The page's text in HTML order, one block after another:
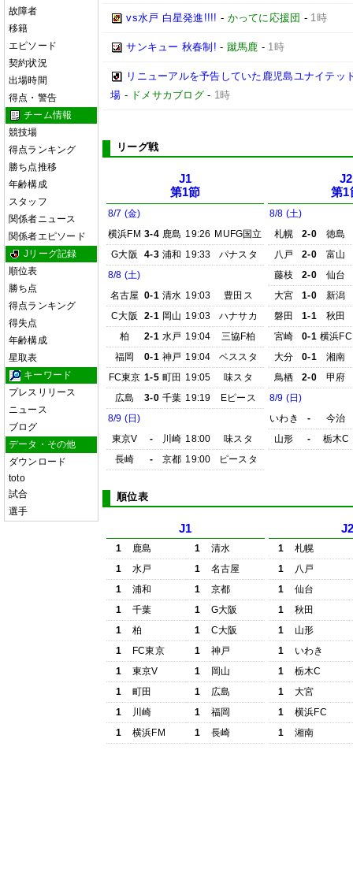
故障者
移籍
エピソード
契約状況
出場時間
得点・警告
チーム情報
競技場
得点ランキング
勝ち点推移
年齢構成
スタッフ
関係者ニュース
関係者エピソード
Jリーグ記録
順位表
勝ち点
得点ランキング
得失点
年齢構成
星取表
キーワード
プレスリリース
ニュース
ブログ
データ・その他
ダウンロード
toto
試合
選手
vs水戸 白星発進!!!! - かってに応援団 - 1時
サンキュー 秋春制! - 蹴馬鹿 - 1時
リニューアルを予告していた鹿児島ユナイテッ
場 - ドメサカブログ- 1時
リーグ戦
J1
第1節
8/7 (金)
横浜FM 3-4 鹿島 19:26 MUFG国立
G大阪
4-3 浦和 19:33
パナスタ
8/8 (土)
名古屋 0-1 清水 19:03
豊田ス
C大阪
2-1 岡山 19:03
ハナサカ
柏
2-1 水戸 19:04
三協F柏
福岡
0-1 神戸 19:04
ベススタ
FC東京 1-5 町田 19:05
味スタ
広島
3-0 千葉 19:19
Eピース
8/9 (日)
東京V
- 川崎 18:00
味スタ
長崎
- 京都 19:00 ピースタ
J2
第1
8/8 (土)
札幌
2-0
徳島
八戸
2-0
富山
藤枝
2-0
仙台
大宮
1-0
新潟
磐田
1-1
秋田
宮崎
0-1 横浜FC
大分
0-1
湘南
鳥栖
2-0
甲府
8/9 (日)
いわき
-
今治
山形
- 栃木C
順位表
J1
1 鹿島 1
清水
1
水戸 1
名古屋
1
浦和 1
京都
1
千葉 1
G大阪
1
柏 1
C大阪
1
FC東京 1
神戸
1
東京V 1
岡山
1
町田 1
広島
1
川崎 1
福岡
1
横浜FM 1 長崎
1
札幌
1
八戸
1
仙台
1
秋田
1
山形
1
いわき
1
栃木C
1
大宮
1
横浜FC
1
湘南